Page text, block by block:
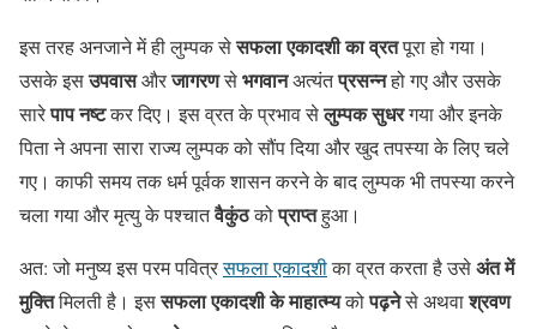
इस तरह अनजाने में ही लुम्पक सेसफला एकादशी का व्रतपूरा हो गया।
उसके इसउपवासऔरजागरणसेभगवानअत्यंतप्रसन्नहो गए और उसके
सारेपाप नष्टकर दिए। इस व्रत के प्रभाव सेलुम्पक सुधरगया और इनके
पिता ने अपना सारा राज्य लुम्पक को सौंप दिया और खुद तपस्या के लिए चले
गए। काफी समय तक धर्म पूर्वक शासन करने के बाद लुम्पक भी तपस्या करने
चला गया और मृत्यु के पश्चातवैकुंठकोप्राप्तहुआ।
अत: जो मनुष्य इस परम पवित्रसफला एकादशीका व्रत करता है उसेअंत में
मुक्तिमिलती है। इससफला एकादशी के माहात्म्यकोपढ़नेसे अथवाश्रवण